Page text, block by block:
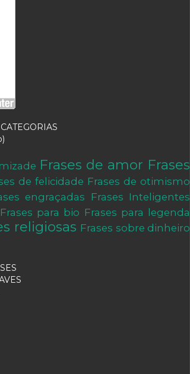
Frases de amor Frases
de felicidade Frases de otimismo
engraçadas
Frases Inteligentes
Frases para bio Frases para legenda
religiosas Frases sobre dinheiro